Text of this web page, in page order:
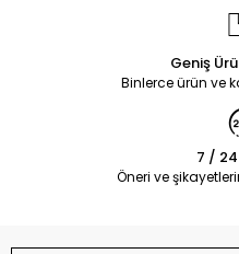
Geniş
Binlerce ürün ve
7 / 24
Öneri ve